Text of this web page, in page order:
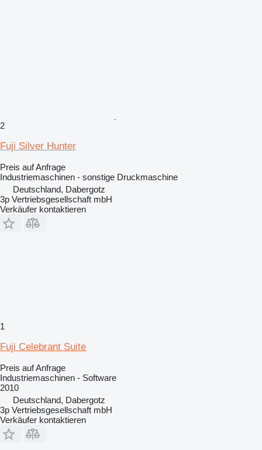
2
Fuji Silver Hunter
Preis auf Anfrage
Industriemaschinen - sonstige Druckmaschine
Deutschland, Dabergotz
3p Vertriebsgesellschaft mbH
Verkäufer kontaktieren
1
Fuji Celebrant Suite
Preis auf Anfrage
Industriemaschinen - Software
2010
Deutschland, Dabergotz
3p Vertriebsgesellschaft mbH
Verkäufer kontaktieren